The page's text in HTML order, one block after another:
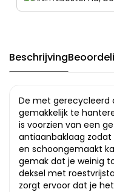
Beschrijving
De met gerecycleerd
gemakkelijk te
is voorzien van een
antiaanbaklaag
en schoongemaakt
gemak dat je weinig
deksel met
zorgt ervoor dat je